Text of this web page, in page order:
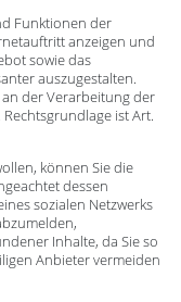
Funktionen der
anzeigen und
sowie das
auszugestalten.
der Verarbeitung der
ist Art.
können Sie die
dessen
sozialen Netzwerks
Inhalte, da Sie so
Anbieter vermeiden